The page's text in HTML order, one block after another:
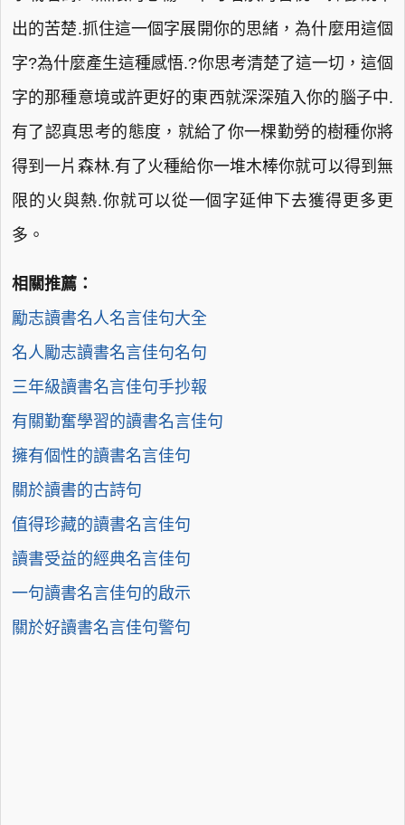
出的苦楚.抓住這一個字展開你的思緒，為什麼用這個
字?為什麼產生這種感悟.?你思考清楚了這一切，這個
字的那種意境或許更好的東西就深深殖入你的腦子中.
有了認真思考的態度，就給了你一棵勤勞的樹種你將
得到一片森林.有了火種給你一堆木棒你就可以得到無
限的火與熱.你就可以從一個字延伸下去獲得更多更
多。
相關推薦：
勵志讀書名人名言佳句大全
名人勵志讀書名言佳句名句
三年級讀書名言佳句手抄報
有關勤奮學習的讀書名言佳句
擁有個性的讀書名言佳句
關於讀書的古詩句
值得珍藏的讀書名言佳句
讀書受益的經典名言佳句
一句讀書名言佳句的啟示
關於好讀書名言佳句警句